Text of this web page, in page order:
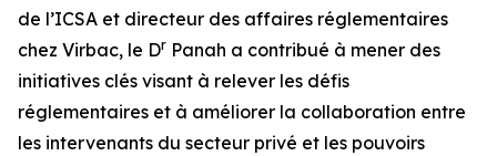
de l’ICSA et directeur des affaires réglementaires
chez Virbac, le Dr Panah a contribué à mener des
initiatives clés visant à relever les défis
réglementaires et à améliorer la collaboration entre
les intervenants du secteur privé et les pouvoirs